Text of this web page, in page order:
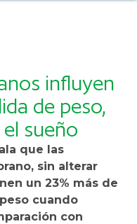
influyen
de peso,
sueño
que las
sin alterar
un 23% más de
cuando
con